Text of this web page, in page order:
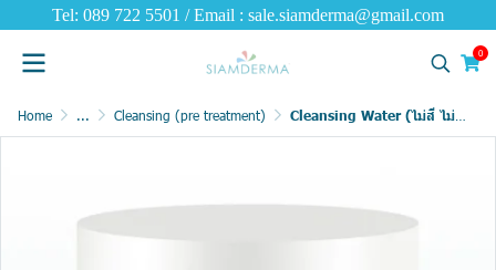
Tel: 089 722 5501 / Email : sale.siamderma@gmail.com
0
Home ... Cleansing (pre treatment) Cleansing Water (ไม่สี ไม่กลิ่น)